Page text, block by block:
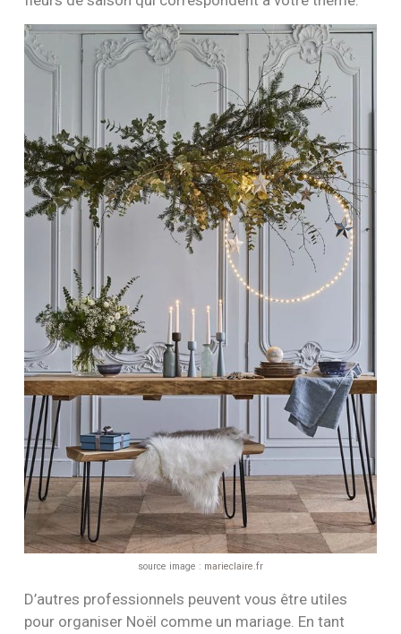
source image : marieclaire.fr
D’autres professionnels peuvent vous être utiles
pour organiser Noël comme un mariage. En tant